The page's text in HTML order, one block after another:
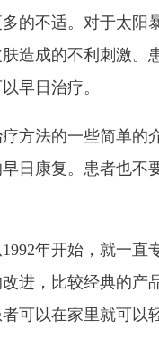
的不适。对于太阳
造成的不利刺激。
早日治疗。
方法的一些简单的
日康复。患者也不
年开始，就一直
进，比较经典的产
可以在家里就可以